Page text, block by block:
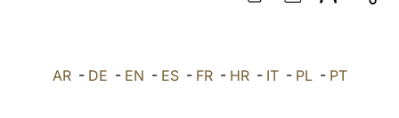
AR- DE - EN - ES- FR- HR- IT- PL- PT